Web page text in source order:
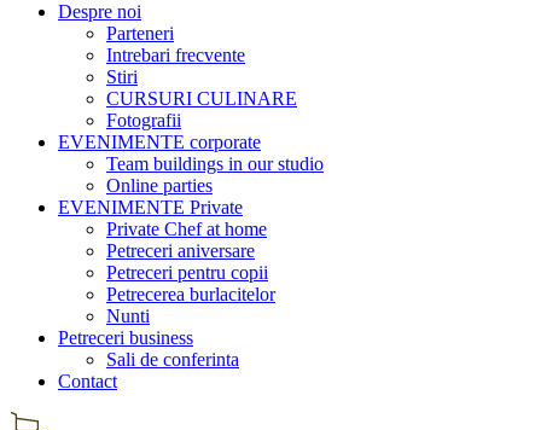
Despre noi
Parteneri
Intrebari frecvente
Stiri
CURSURI CULINARE
Fotografii
EVENIMENTE corporate
Team buildings in our studio
Online parties
EVENIMENTE Private
Private Chef at home
Petreceri aniversare
Petreceri pentru copii
Petrecerea burlacitelor
Nunti
Petreceri business
Sali de conferinta
Contact